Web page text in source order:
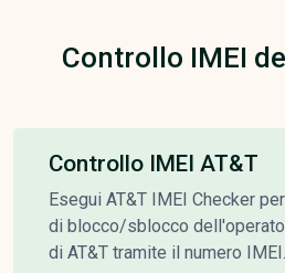
Controllo IMEI
Controllo IMEI AT&T
Esegui AT&T IMEI Checker
di blocco/sblocco
di AT&T tramite il numero IMEI.